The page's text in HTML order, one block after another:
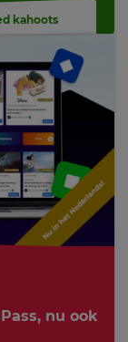
kahoots
nu ook